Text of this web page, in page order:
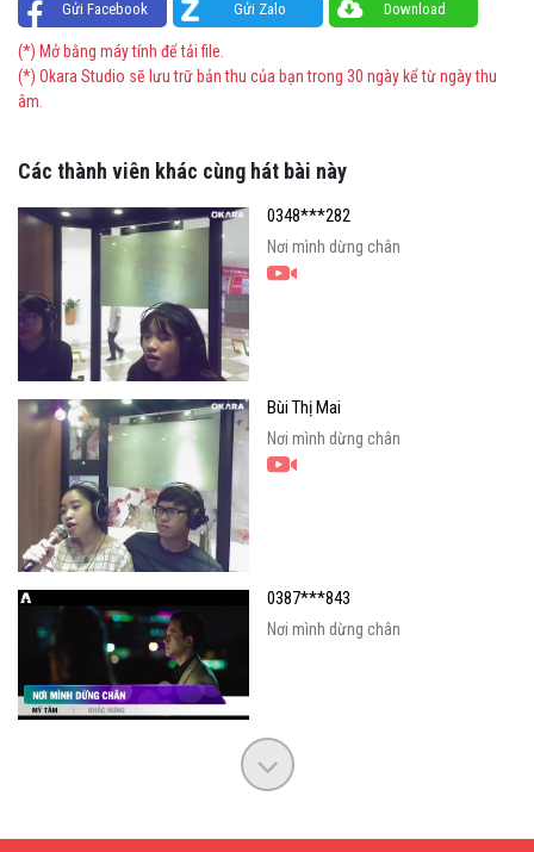
Gửi Facebook Gửi Zalo Download
(*) Mở bằng máy tính để tải file.
(*) Okara Studio sẽ lưu trữ bản thu của bạn trong 30 ngày kể từ ngày thu
âm.
Các thành viên khác cùng hát bài này
0348***282
Nơi mình dừng chân
Bùi Thị Mai
Nơi mình dừng chân
0387***843
Nơi mình dừng chân